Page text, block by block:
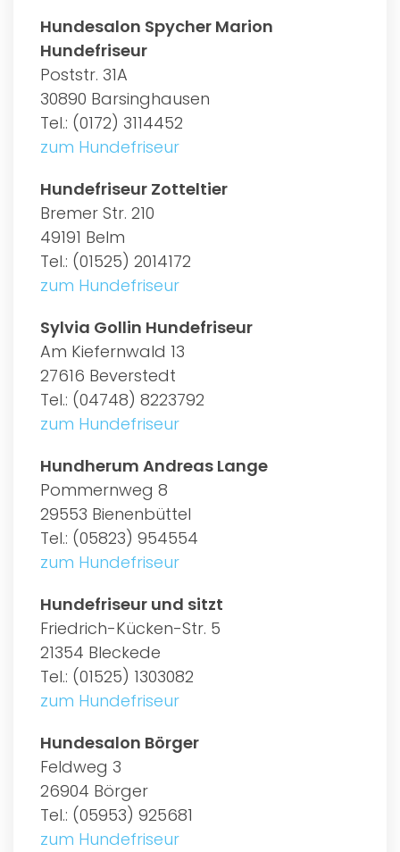
Hundesalon Spycher Marion
Hundefriseur
Poststr. 31A
30890 Barsinghausen
Tel.: (0172) 3114452
zum Hundefriseur
Hundefriseur Zotteltier
Bremer Str. 210
49191 Belm
Tel.: (01525) 2014172
zum Hundefriseur
Sylvia Gollin Hundefriseur
Am Kiefernwald 13
27616 Beverstedt
Tel.: (04748) 8223792
zum Hundefriseur
Hundherum Andreas Lange
Pommernweg 8
29553 Bienenbüttel
Tel.: (05823) 954554
zum Hundefriseur
Hundefriseur und sitzt
Friedrich-Kücken-Str. 5
21354 Bleckede
Tel.: (01525) 1303082
zum Hundefriseur
Hundesalon Börger
Feldweg 3
26904 Börger
Tel.: (05953) 925681
zum Hundefriseur